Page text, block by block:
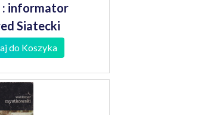
: informator
Siatecki
do Koszyka